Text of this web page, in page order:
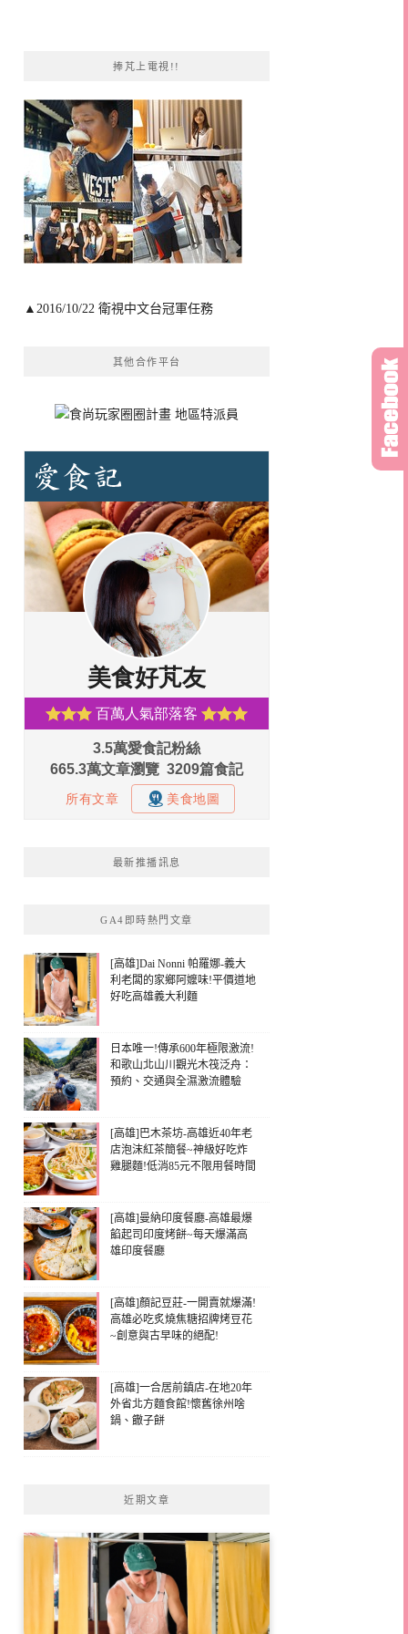
捧芃上電視!!
▲2016/10/22 衛視中文台冠軍任務
其他合作平台
最新推播訊息
GA4即時熱門文章
[高雄]Dai Nonni 帕羅娜-義大
利老闆的家鄉阿嬤味!平價道地
好吃高雄義大利麵
日本唯一!傳承600年極限激流!
和歌山北山川觀光木筏泛舟：
預約、交通與全濕激流體驗
[高雄]巴木茶坊-高雄近40年老
店泡沫紅茶簡餐~神級好吃炸
雞腿麵!低消85元不限用餐時間
[高雄]曼納印度餐廳-高雄最爆
餡起司印度烤餅~每天爆滿高
雄印度餐廳
[高雄]顏記豆莊-一開賣就爆滿!
高雄必吃炙燒焦糖招牌烤豆花
~創意與古早味的絕配!
[高雄]一合居前鎮店-在地20年
外省北方麵食館!懷舊徐州啥
鍋、饊子餅
近期文章